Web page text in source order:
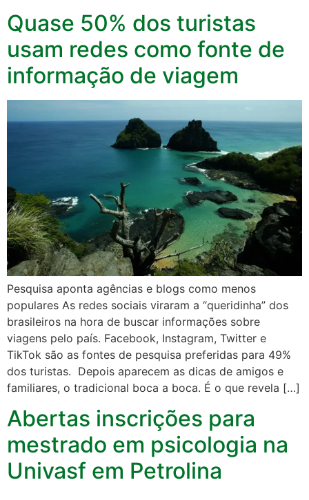
Quase 50% dos turistas
usam redes como fonte de
informação de viagem
Pesquisa aponta agências e blogs como menos
populares As redes sociais viraram a “queridinha” dos
brasileiros na hora de buscar informações sobre
viagens pelo país. Facebook, Instagram, Twitter e
TikTok são as fontes de pesquisa preferidas para 49%
dos turistas. Depois aparecem as dicas de amigos e
familiares, o tradicional boca a boca. É o que revela […]
Abertas inscrições para
mestrado em psicologia na
Univasf em Petrolina